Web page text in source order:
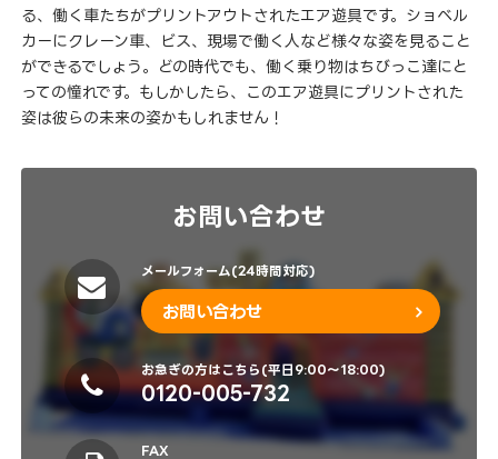
る、働く車たちがプリントアウトされたエア遊具です。ショベル
カーにクレーン車、ビス、現場で働く人など様々な姿を見ること
ができるでしょう。どの時代でも、働く乗り物はちびっこ達にと
っての憧れです。もしかしたら、このエア遊具にプリントされた
姿は彼らの未来の姿かもしれません！
お問い合わせ
メールフォーム(24時間対応)
お問い合わせ
お急ぎの方はこちら(平日9:00～18:00)
0120-005-732
FAX